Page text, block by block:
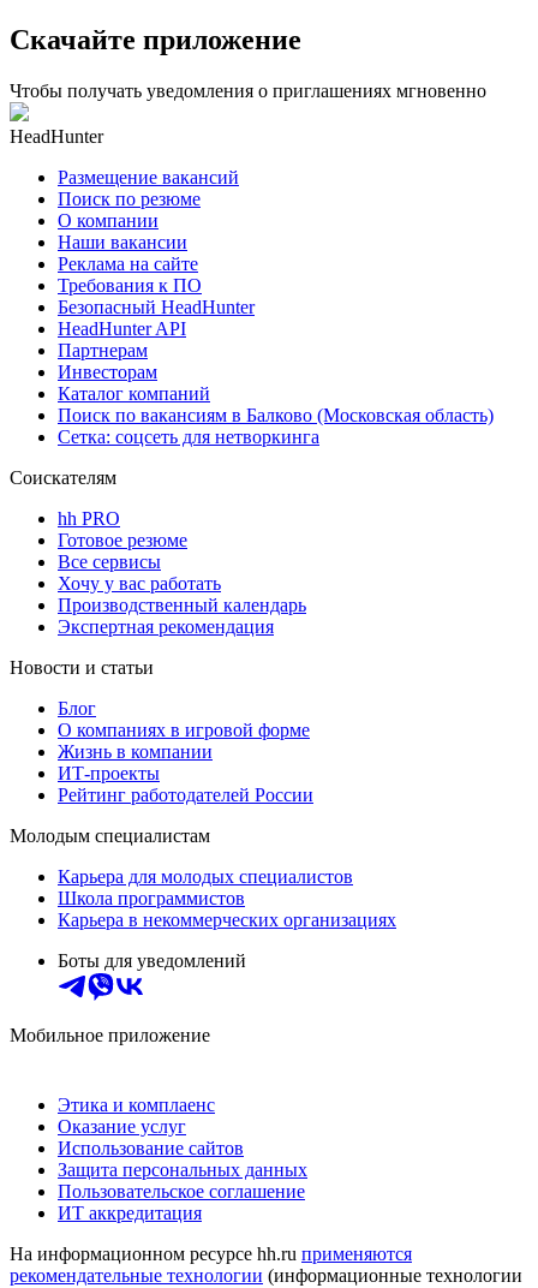
Скачайте приложение
Чтобы получать уведомления о приглашениях мгновенно
HeadHunter
Размещение вакансий
Поиск по резюме
О компании
Наши вакансии
Реклама на сайте
Требования к ПО
Безопасный HeadHunter
HeadHunter API
Партнерам
Инвесторам
Каталог компаний
Поиск по вакансиям в Балково (Московская область)
Сетка: соцсеть для нетворкинга
Соискателям
hh PRO
Готовое резюме
Все сервисы
Хочу у вас работать
Производственный календарь
Экспертная рекомендация
Новости и статьи
Блог
О компаниях в игровой форме
Жизнь в компании
ИТ-проекты
Рейтинг работодателей России
Молодым специалистам
Карьера для молодых специалистов
Школа программистов
Карьера в некоммерческих организациях
Боты для уведомлений
Мобильное приложение
Этика и комплаенс
Оказание услуг
Использование сайтов
Защита персональных данных
Пользовательское соглашение
ИТ аккредитация
На информационном ресурсе hh.ru применяются
рекомендательные технологии (информационные технологии